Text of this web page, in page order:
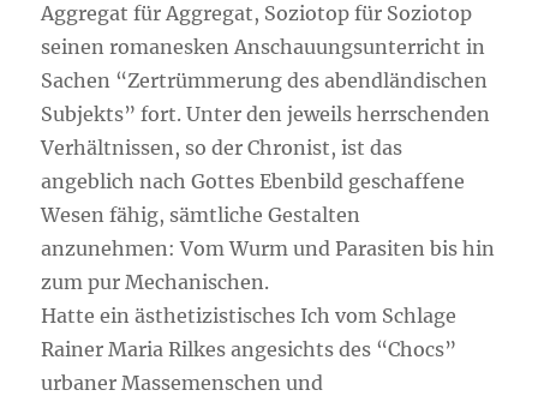
Aggregat für Aggregat, Soziotop für Soziotop
seinen romanesken Anschauungsunterricht in
Sachen “Zertrümmerung des abendländischen
Subjekts” fort. Unter den jeweils herrschenden
Verhältnissen, so der Chronist, ist das
angeblich nach Gottes Ebenbild geschaffene
Wesen fähig, sämtliche Gestalten
anzunehmen: Vom Wurm und Parasiten bis hin
zum pur Mechanischen.
Hatte ein ästhetizistisches Ich vom Schlage
Rainer Maria Rilkes angesichts des “Chocs”
urbaner Massemenschen und